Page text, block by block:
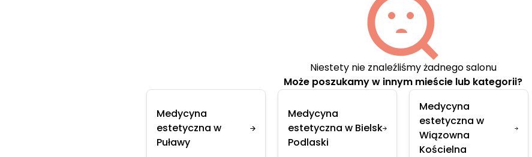
Niestety nie znaleźliśmy żadnego salonu
Może poszukamy w innym mieście lub kategorii?
Medycyna
estetyczna w
Puławy
Medycyna
estetyczna w Bielsk
Podlaski
Medycyna
estetyczna w
Wiązowna
Kościelna